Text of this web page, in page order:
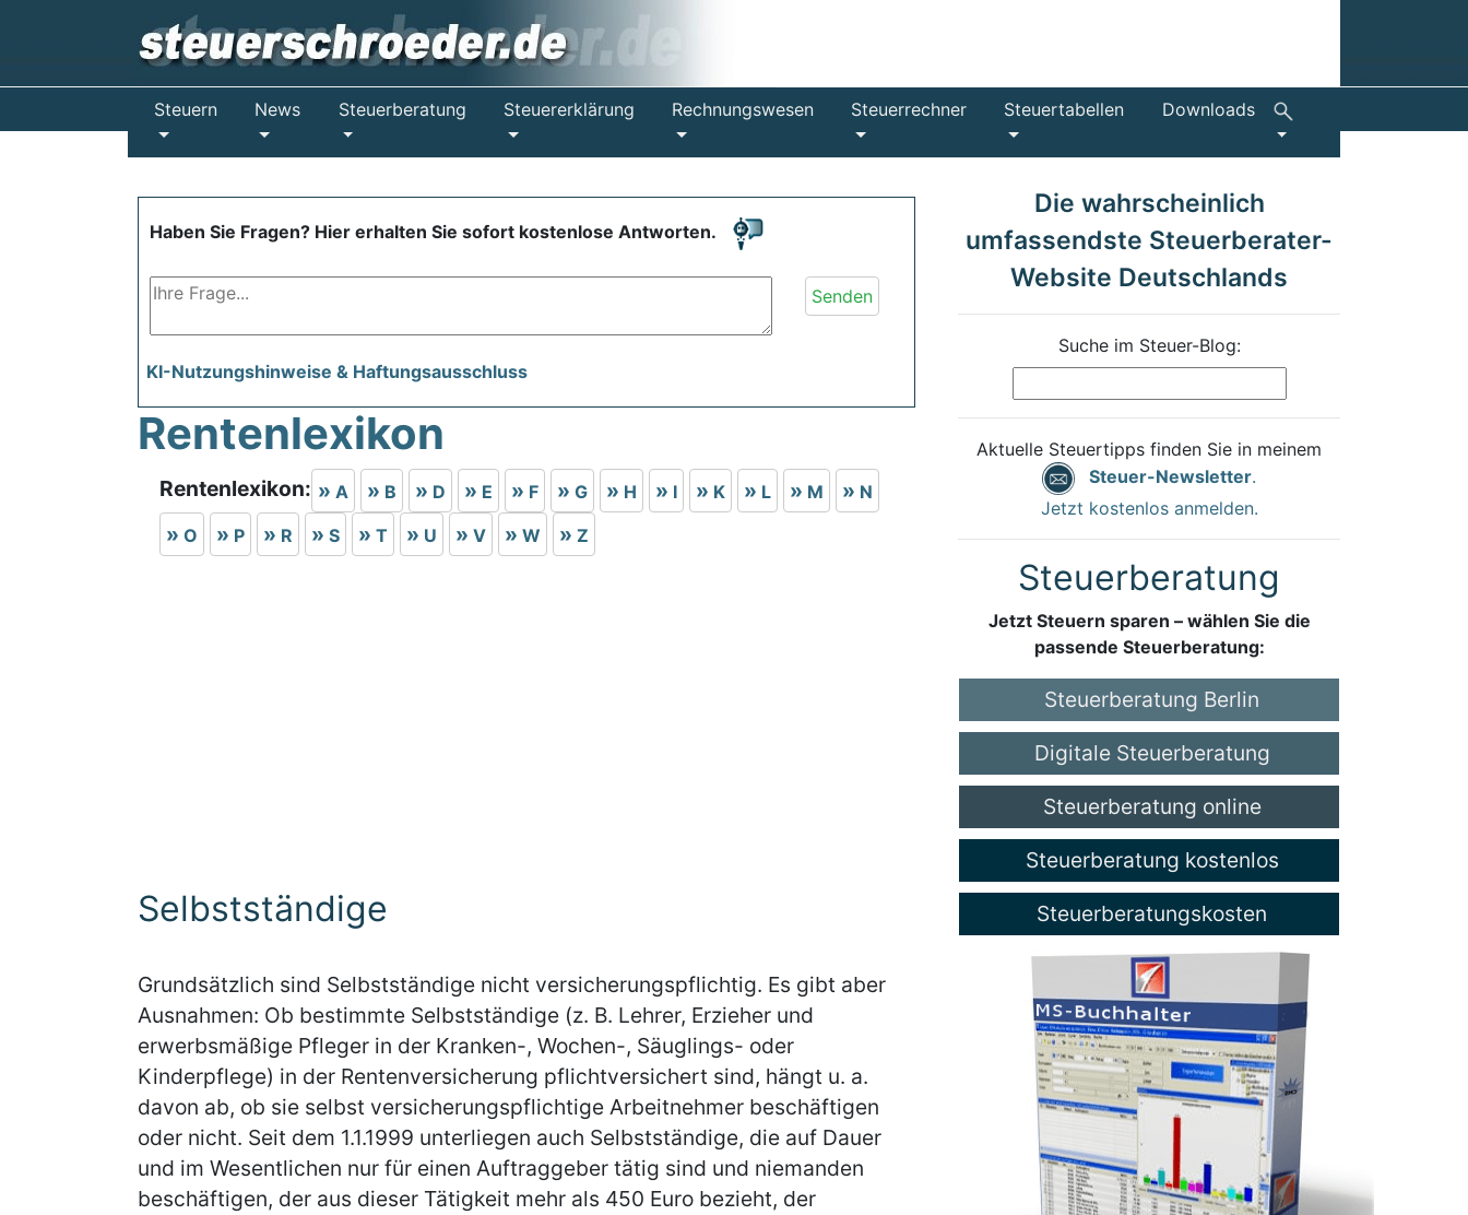
Steuern News Steuerberatung Steuererklärung Rechnungswesen Steuerrechner Steuertabellen Downloads
Haben Sie Fragen? Hier erhalten Sie sofort kostenlose Antworten.
Senden
KI-Nutzungshinweise & Haftungsausschluss
Rentenlexikon
Rentenlexikon: A B D E F G H I K L M
N
O
P R S T U V W Z
Selbstständige
Grundsätzlich sind Selbstständige nicht versicherungspflichtig. Es gibt aber
Ausnahmen: Ob bestimmte Selbstständige (z. B. Lehrer, Erzieher und
erwerbsmäßige Pfleger in der Kranken-, Wochen-, Säuglings- oder
Kinderpflege) in der Rentenversicherung pflichtversichert sind, hängt u. a.
davon ab, ob sie selbst versicherungspflichtige Arbeitnehmer beschäftigen
oder nicht. Seit dem 1.1.1999 unterliegen auch Selbstständige, die auf Dauer
und im Wesentlichen nur für einen Auftraggeber tätig sind und niemanden
beschäftigen, der aus dieser Tätigkeit mehr als 450 Euro bezieht, der
Die wahrscheinlich
umfassendste Steuerberater-
Website Deutschlands
Suche im Steuer-Blog:
Aktuelle Steuertipps finden Sie in meinem
Steuer-Newsletter.
Jetzt kostenlos anmelden.
Steuerberatung
Jetzt Steuern sparen – wählen Sie die
passende Steuerberatung:
Steuerberatung Berlin
Digitale Steuerberatung
Steuerberatung online
Steuerberatung kostenlos
Steuerberatungskosten